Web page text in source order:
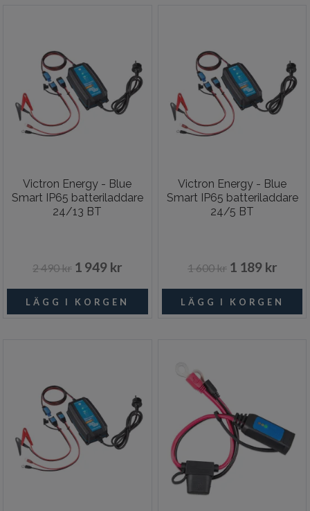
Victron Energy - Blue
Smart IP65 batteriladdare
24/13 BT
2 490 kr 1 949 kr
Victron Energy - Blue
Smart IP65 batteriladdare
24/5 BT
1 600 kr 1 189 kr